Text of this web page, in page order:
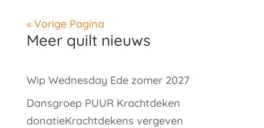
« Vorige Pagina
Meer quilt nieuws
Wip Wednesday Ede zomer 2027
Dansgroep PUUR Krachtdeken
donatieKrachtdekens vergeven